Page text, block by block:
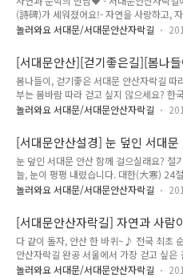
올해도 벚꽃이 활짝 피었습니다. 서대문구
리 벚나무들이 해마다 사람들의 발길을 끌
(詩碑)가 세워졌어요!- 자연을 사랑하고,
나라의 문학사에 큰 발자취를 남기신 청록
두진 시인은 이화여대와 연세대에서 교수
40년 이상 거주하는 등 서대문구와 인연이
다. 지난 3월 21일 전국 최초의 순환형 무
월 완공된 서대문구 안산 자락길에서 박두
습니다. 나란히 선 3개의 시비(각 높이
진 시인의 부인인 이희성(84) 여사 등 유족
구 관계자들이..
놀러와요 서대문/서대문안산자락길
[서대문안산][걷기좋은길][봄나
나들이, 걷기좋은 서대문 안산자
까
봄나들이, 걷기좋은 서대문 안산자락길 따
부는 봄바람 따라 걷고 싶지 않으세요? 한
의 길과 문화에서 추천한 '3월 걷기 좋은 길'
한 안산 자락길이라 Tong도 봄을 기다리며
스로 추천하고 싶은 곳입니다. 봄을 맞아 걷
정된 서대문 안산자락길!! 여러분~ 같이
자락길은 -★ 2013년 11월에 개통된 안산
7km의 ‘순환형 무장애 숲길’로 만들어진
희숲속쉼터, 한성과학고, 금화터널 상부, 봉
에서 들어갈 수 있어요! ..
놀러와요 서대문/서대문안산자락길
[서대문안산설경] 눈 덮인 서대문
실래요?
눈 덮인 서대문 안산 함께 걸으실래요? 절
늘, 눈이 펑펑 내렸습니다. 대한(大寒) 24
물네번째 절기로, '큰추위'라는 뜻의 절기
리는 모습도 아름답지만 눈으로 덮인 서대
욱 아름답답니다. 오늘은 TONG이 눈으로
어보았는데요, 사진으로 그 설경(雪景)을
^^* 겨울.. 춥기도 하지만... 다시 겨울이
울이 주는 선물이 있기 때문이죠. 서대문안
놀러와요 서대문/서대문안산자락길
[서대문안산자락길] 자연과 사람
문구 안산 자락길을 걸으며 힐링
다 같이 돌자, 안산 한 바퀴~♪ 전국 최초
안산자락길 완공 서울에서 가장 걷고 싶은
길♥ 구민 뿐만 아니라, 서울 시민에게 사랑
놀러와요 서대문/서대문안산자락길